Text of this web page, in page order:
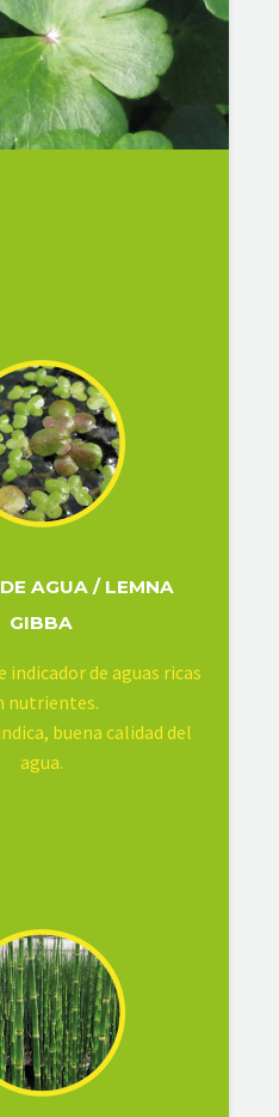
AGUA / LEMNA
GIBBA
indicador de aguas ricas
nutrientes.
buena calidad del
agua.